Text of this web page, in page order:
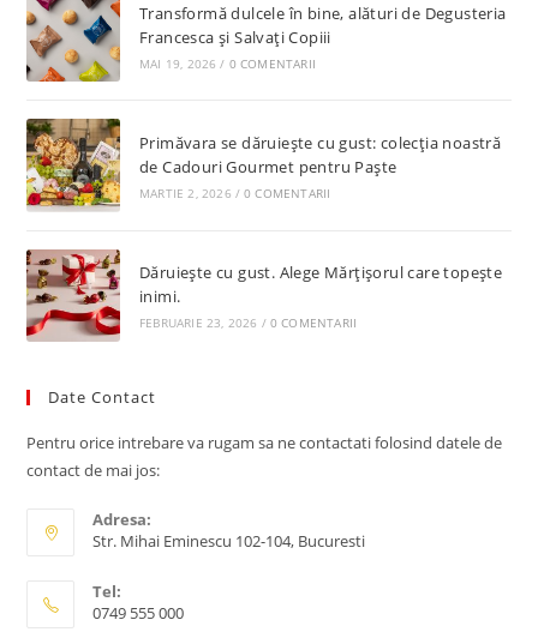
Transformă dulcele în bine, alături de Degusteria
Francesca și Salvați Copiii
MAI 19, 2026 / 0 COMENTARII
Primăvara se dăruiește cu gust: colecția noastră
de Cadouri Gourmet pentru Paște
MARTIE 2, 2026 / 0 COMENTARII
Dăruiește cu gust. Alege Mărțișorul care topește
inimi.
FEBRUARIE 23, 2026 / 0 COMENTARII
Date Contact
Pentru orice intrebare va rugam sa ne contactati folosind datele de
contact de mai jos:
Adresa:
Str. Mihai Eminescu 102-104, Bucuresti
Tel:
0749 555 000